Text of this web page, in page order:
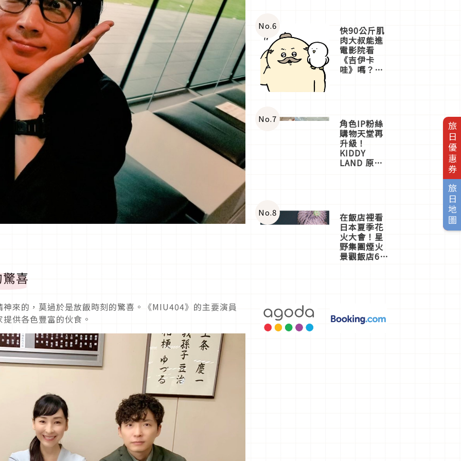
旅日優惠券
旅日地圖
喜
來的，莫過於是放飯時刻的驚喜。《MIU404》的主要演員
供各色豐富的伙食。
No.6 快90公斤肌
肉大叔能進
電影院看
《吉伊卡
哇》嗎？日
一同給出了
答案
No.7 角色IP粉絲
購物天堂再
升級！
KIDDY
LAND 原宿
店3分即達
No.8 在飯店裡看
日本夏季花
火大會！星
野集團煙火
景觀飯店6